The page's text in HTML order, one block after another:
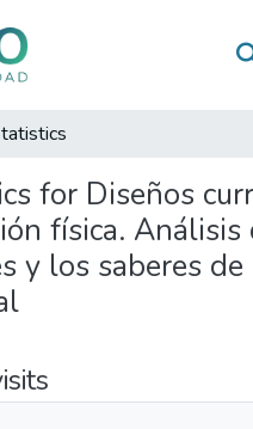
for Diseños
física. Análisis
y los saberes